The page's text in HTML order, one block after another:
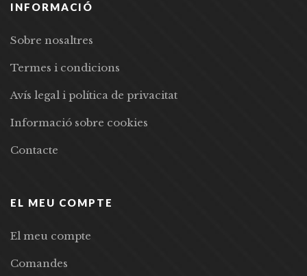
INFORMACIÓ
Sobre nosaltres
Termes i condicions
Avís legal i política de privacitat
Informació sobre cookies
Contacte
EL MEU COMPTE
El meu compte
Comandes